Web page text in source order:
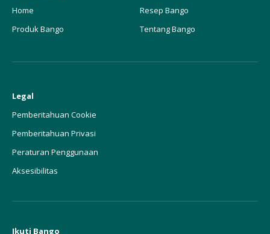
Home
Produk Bango
Resep Bango
Tentang Bango
Legal
Pemberitahuan Cookie
Pemberitahuan Privasi
Peraturan Penggunaan
Aksesibilitas
Ikuti Bango